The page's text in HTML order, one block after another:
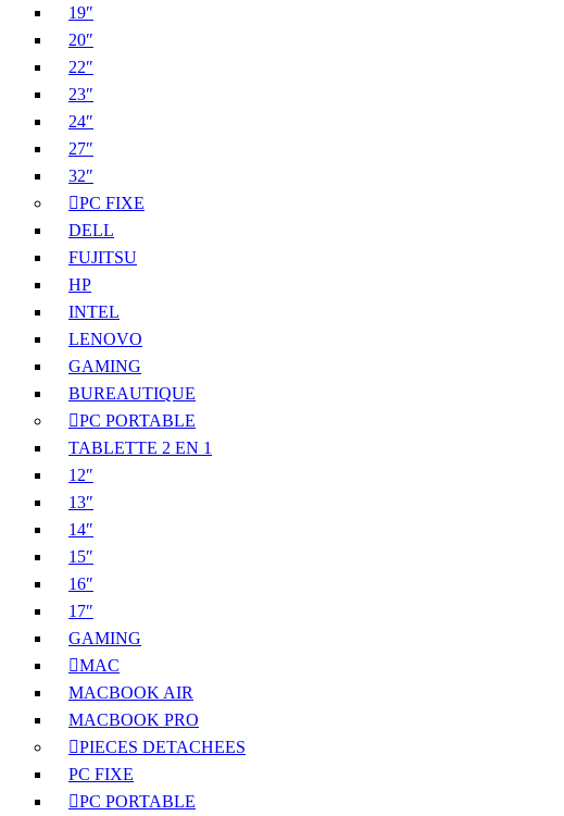
19″
20″
22″
23″
24″
27″
32″
PC FIXE
DELL
FUJITSU
HP
INTEL
LENOVO
GAMING
BUREAUTIQUE
PC PORTABLE
TABLETTE 2 EN 1
12″
13″
14″
15″
16″
17″
GAMING
MAC
MACBOOK AIR
MACBOOK PRO
PIECES DETACHEES
PC FIXE
PC PORTABLE